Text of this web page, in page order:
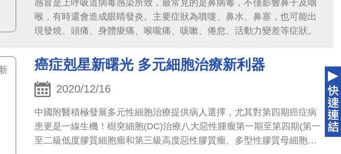
感冒是上呼吸道病毒感染所致，最常見的是鼻病毒，不僅影響鼻子及咽
喉，有時還會造成眼睛發炎。主要症狀為噴嚏、鼻水、鼻塞，也可能出
現發燒、頭痛、身體痠痛、喉嚨痛、咳嗽、倦怠、活動力變差等症狀。
癌症剋星新曙光 多元細胞治療新利器
2020/12/16
中國附醫積極發展多元性細胞治療提供病人選擇，尤其對第四期癌症病
患更是一線生機！樹突細胞(DC)治療八大惡性腫瘤第一期至第四期(第一
至二級低度膠質細胞瘤和第三級高度惡性膠質瘤、多型性膠質母細胞瘤